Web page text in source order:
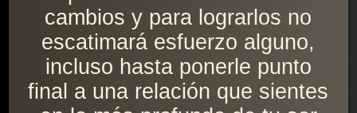
cambios y para lograrlos no
escatimará esfuerzo alguno,
incluso hasta ponerle punto
final a una relación que sientes